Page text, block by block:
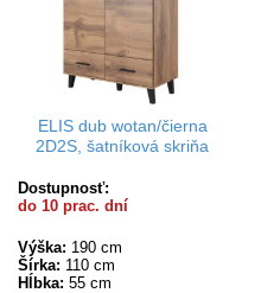
ELIS dub wotan/čierna
2D2S, šatníková skriňa
Dostupnosť:
do 10 prac. dní
Výška: 190 cm
Šírka: 110 cm
Hĺbka: 55 cm